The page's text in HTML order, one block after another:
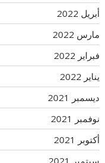
أبريل 2022
مارس 2022
فبراير 2022
يناير 2022
ديسمبر 2021
نوفمبر 2021
أكتوبر 2021
سبتمبر 2021